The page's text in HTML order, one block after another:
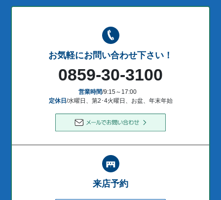
お気軽にお問い合わせ下さい！
0859-30-3100
営業時間/9:15～17:00
定休日 /水曜日、第2･4火曜日、お盆、年末年始
来店予約